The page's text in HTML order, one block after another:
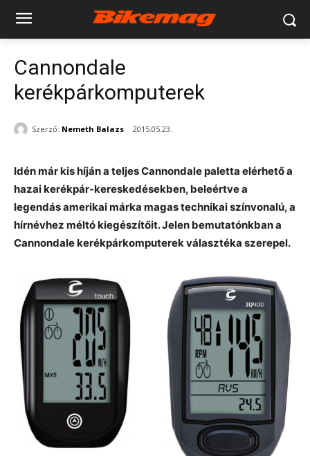
Cannondale
kerékpárkomputerek
Szerző: Nemeth Balazs 2015.05.23.
Idén már kis híján a teljes Cannondale paletta elérhető a
hazai kerékpár-kereskedésekben, beleértve a
legendás amerikai márka magas technikai színvonalú, a
hírnévhez méltó kiegészítőit. Jelen bemutatónkban a
Cannondale kerékpárkomputerek választéka szerepel.